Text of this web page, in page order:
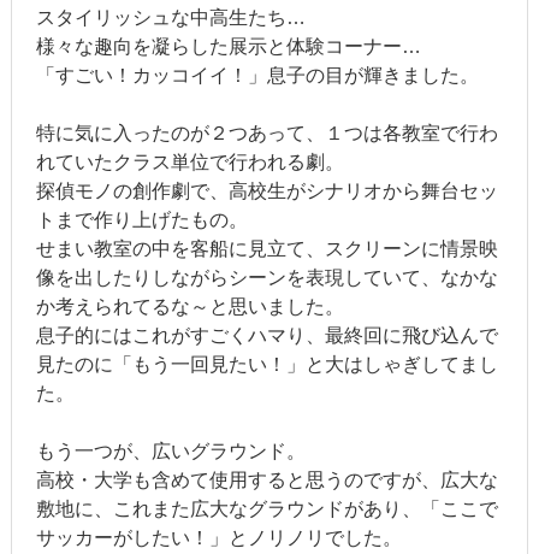
スタイリッシュな中高生たち…
様々な趣向を凝らした展示と体験コーナー…
「すごい！カッコイイ！」息子の目が輝きました。
特に気に入ったのが２つあって、１つは各教室で行わ
れていたクラス単位で行われる劇。
探偵モノの創作劇で、高校生がシナリオから舞台セッ
トまで作り上げたもの。
せまい教室の中を客船に見立て、スクリーンに情景映
像を出したりしながらシーンを表現していて、なかな
か考えられてるな～と思いました。
息子的にはこれがすごくハマり、最終回に飛び込んで
見たのに「もう一回見たい！」と大はしゃぎしてまし
た。
もう一つが、広いグラウンド。
高校・大学も含めて使用すると思うのですが、広大な
敷地に、これまた広大なグラウンドがあり、「ここで
サッカーがしたい！」とノリノリでした。